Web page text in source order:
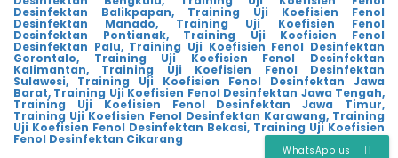
Desinfektan Balikpapan, Training Uji Koefisien Fenol
Desinfektan Manado, Training Uji Koefisien Fenol
Desinfektan Pontianak, Training Uji Koefisien Fenol
Desinfektan Palu, Training Uji Koefisien Fenol Desinfektan
Gorontalo, Training Uji Koefisien Fenol Desinfektan
Kalimantan, Training Uji Koefisien Fenol Desinfektan
Sulawesi, Training Uji Koefisien Fenol Desinfektan Jawa
Barat, Training Uji Koefisien Fenol Desinfektan Jawa Tengah,
Training Uji Koefisien Fenol Desinfektan Jawa Timur,
Training Uji Koefisien Fenol Desinfektan Karawang, Training
Uji Koefisien Fenol Desinfektan Bekasi, Training Uji Koefisien
Fenol Desinfektan Cikarang
WhatsApp us